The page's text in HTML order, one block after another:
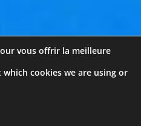
vous offrir la meilleure
cookies we are using or